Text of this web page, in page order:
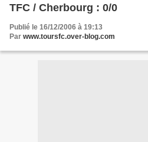
TFC / Cherbourg : 0/0
Publié le 16/12/2006 à 19:13
Par www.toursfc.over-blog.com